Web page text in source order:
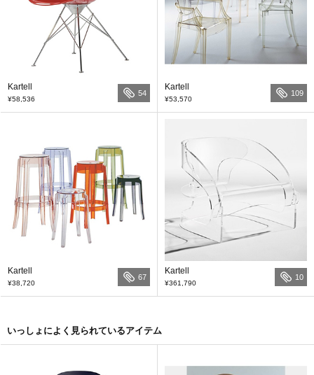
Kartell
¥58,536
54
Kartell
¥53,570
109
Kartell
¥38,720
67
Kartell
¥361,790
10
いっしょによく見られているアイテム